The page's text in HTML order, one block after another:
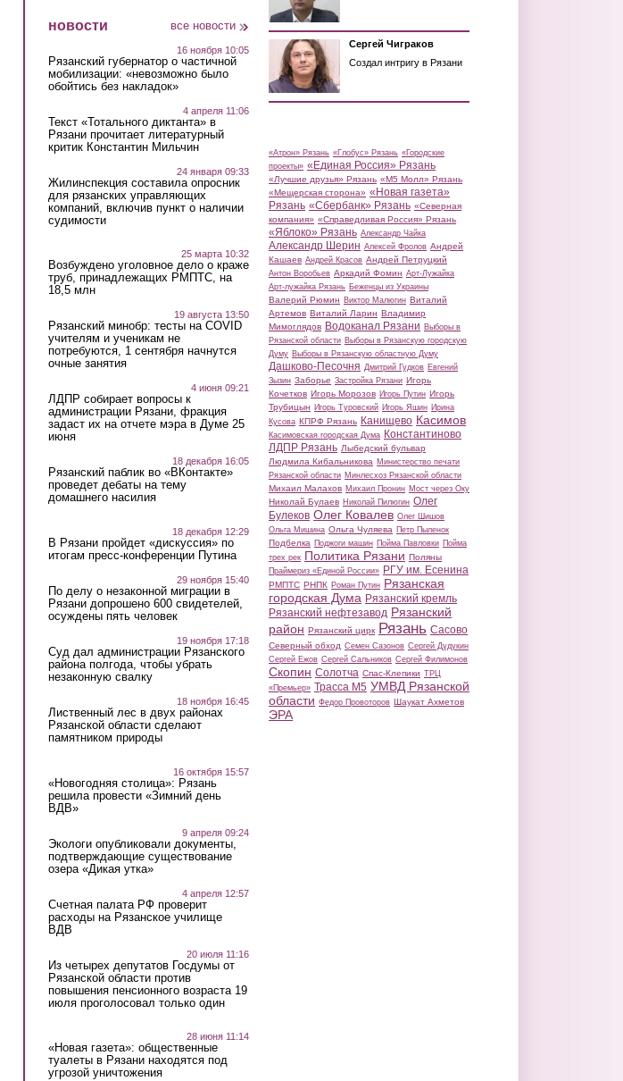
новости все новости
16 ноября 10:05
Рязанский губернатор о частичной
мобилизации: «невозможно было
обойтись без накладок»
4 апреля 11:06
Текст «Тотального диктанта» в
Рязани прочитает литературный
критик Константин Мильчин
24 января 09:33
Жилинспекция составила опросник
для рязанских управляющих
компаний, включив пункт о наличии
судимости
25 марта 10:32
Возбуждено уголовное дело о краже
труб, принадлежащих РМПТС, на
18,5 млн
19 августа 13:50
Рязанский минобр: тесты на COVID
учителям и ученикам не
потребуются, 1 сентября начнутся
очные занятия
4 июня 09:21
ЛДПР собирает вопросы к
администрации Рязани, фракция
задаст их на отчете мэра в Думе 25
июня
18 декабря 16:05
Рязанский паблик во «ВКонтакте»
проведет дебаты на тему
домашнего насилия
18 декабря 12:29
В Рязани пройдет «дискуссия» по
итогам пресс-конференции Путина
29 ноября 15:40
По делу о незаконной миграции в
Рязани допрошено 600 свидетелей,
осуждены пять человек
19 ноября 17:18
Суд дал администрации Рязанского
района полгода, чтобы убрать
незаконную свалку
18 ноября 16:45
Лиственный лес в двух районах
Рязанской области сделают
памятником природы
16 октября 15:57
«Новогодняя столица»: Рязань
решила провести «Зимний день
ВДВ»
9 апреля 09:24
Экологи опубликовали документы,
подтверждающие существование
озера «Дикая утка»
4 апреля 12:57
Счетная палата РФ проверит
расходы на Рязанское училище
ВДВ
20 июля 11:16
Из четырех депутатов Госдумы от
Рязанской области против
повышения пенсионного возраста 19
июля проголосовал только один
28 июня 11:14
«Новая газета»: общественные
туалеты в Рязани находятся под
угрозой уничтожения
Сергей Чиграков
Создал интригу в Рязани
«Атрон» Рязань «Глобус» Рязань «Городские
проекты» «Единая Россия» Рязань
«Лучшие друзья» Рязань «М5 Молл» Рязань
«Мещерская сторона» «Новая газета»
Рязань «Сбербанк» Рязань «Северная
компания» «Справедливая Россия» Рязань
«Яблоко» Рязань Александр Чайка
Александр Шерин Алексей Фролов Андрей
Кашаев Андрей Красов Андрей Петруцкий
Антон Воробьев Аркадий Фомин Арт-Лужайка
Арт-лужайка Рязань Беженцы из Украины
Валерий Рюмин Виктор Малюгин Виталий
Артемов Виталий Ларин Владимир
Мимоглядов Водоканал Рязани Выборы в
Рязанской области Выборы в Рязанскую городскую
Думу Выборы в Рязанскую областную Думу
Дашково-Песочня Дмитрий Гудков Евгений
Зызин Заборье Застройка Рязани Игорь
Кочетков Игорь Морозов Игорь Путин Игорь
Трубицын Игорь Туровский Игорь Яшин Ирина
Кусова КПРФ Рязань Канищево Касимов
Касимовская городская Дума Константиново
ЛДПР Рязань Лыбедский бульвар
Людмила Кибальникова Министерство печати
Рязанской области Минлесхоз Рязанской области
Михаил Малахов Михаил Пронин Мост через Оку
Николай Булаев Николай Пилюгин Олег
Булеков Олег Ковалев Олег Шишов
Ольга Мишина Ольга Чуляева Петр Пыленок
Подбелка Поджоги машин Пойма Павловки Пойма
трех рек Политика Рязани Поляны
Праймериз «Единой России» РГУ им. Есенина
РМПТС РНПК Роман Путин Рязанская
городская Дума Рязанский кремль
Рязанский нефтезавод Рязанский
район Рязанский цирк Рязань Сасово
Северный обход Семен Сазонов Сергей Дудукин
Сергей Ежов Сергей Сальников Сергей Филимонов
Скопин Солотча Спас-Клепики ТРЦ
«Премьер» Трасса М5 УМВД Рязанской
области Федор Провоторов Шаукат Ахметов
ЭРА